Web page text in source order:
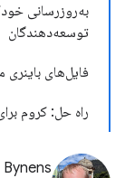
به‌روزرسانی
توسعه‌دهندگان
فایل‌های
راه حل: کروم